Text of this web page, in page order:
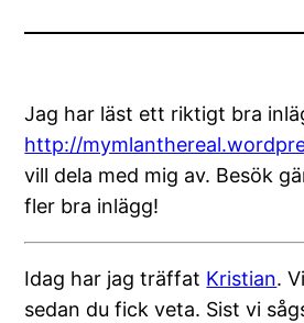
Jag har läst ett riktigt bra
http://
vill dela med mig av. Besök
fler bra inlägg!
Idag har jag träffat Kristian.
sedan du fick veta. Sist vi